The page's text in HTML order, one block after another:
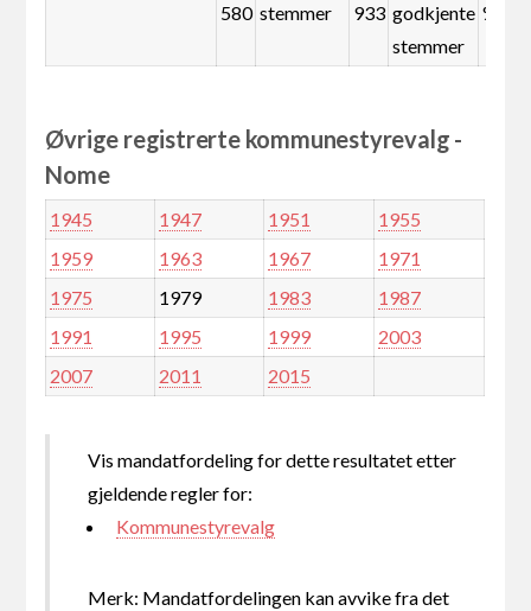
580 stemmer
933 godkjente
stemmer
%
Øvrige registrerte kommunestyrevalg -
Nome
1945 1947 1951
1955
1959
1963 1967
1971
1975
1979 1983
1987
1991
1995 1999
2003
2007
2011 2015
Vis mandatfordeling for dette resultatet etter
gjeldende regler for:
Kommunestyrevalg
Merk: Mandatfordelingen kan avvike fra det